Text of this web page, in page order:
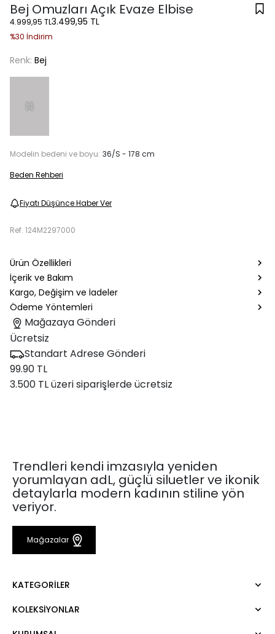
Bej Omuzları Açık Evaze Elbise
4.999,95 TL3.499,95 TL
%30 İndirim
Renk: Bej
Modelin bedeni ve boyu: 36/S - 178 cm
Beden Rehberi
Fiyatı Düşünce Haber Ver
Ref. 124M2297000
Ürün Özellikleri
İçerik ve Bakım
Kargo, Değişim ve İadeler
Ödeme Yöntemleri
Mağazaya Gönderi
Ücretsiz
Standart Adrese Gönderi
99.90 TL
3.500 TL üzeri siparişlerde ücretsiz
Trendleri kendi imzasıyla yeniden
yorumlayan adL, güçlü siluetler ve ikonik
detaylarla modern kadının stiline yön
veriyor.
Mağazalar
KATEGORILER
Elbise
KOLEKSIYONLAR